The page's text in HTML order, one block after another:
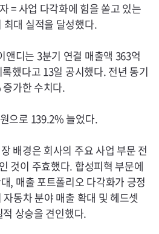
= 사업 다각화에 힘을 쏟고 있는
대 실적을 달성했다.
앤디는 3분기 연결 매출액 363억
했다고 13일 공시했다. 전년 동기
가한 수치다.
으로 139.2% 늘었다.
배경은 회사의 주요 사업 부문 전
것이 주효했다. 합성피혁 부문에
, 매출 포트폴리오 다각화가 긍정
동차 분야 매출 확대 및 헤드셋
상승을 견인했다.